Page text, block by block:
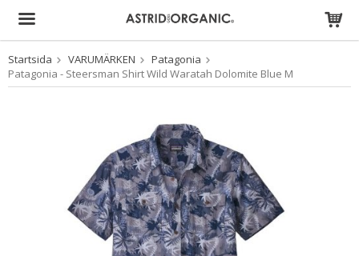
Produkten har blivit tillagd i varukorgen
Startsida VARUMÄRKEN
Patagonia
Patagonia - Steersman Shirt Wild Waratah Dolomite Blue M